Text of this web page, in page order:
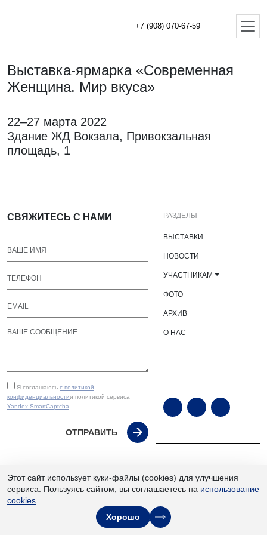
+7 (908) 070-67-59
Выставка-ярмарка «Современная
Женщина. Мир вкуса»
22–27 марта 2022
Здание ЖД Вокзала, ​Привокзальная
площадь, 1
СВЯЖИТЕСЬ С НАМИ
Я соглашаюсь с политикой
конфиденциальностии политикой сервиса
Yandex SmartCaptcha
ОТПРАВИТЬ
РАЗДЕЛЫ
ВЫСТАВКИ
НОВОСТИ
УЧАСТНИКАМ
ФОТО
АРХИВ
О НАС
2013–2026
Этот сайт использует куки-файлы (cookies) для улучшения
сервиса. Пользуясь сайтом, вы соглашаетесь на использование
cookies
Хорошо